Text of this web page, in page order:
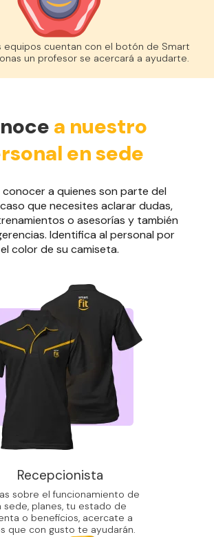
equipos cuentan con el botón de Smart
un profesor se acercará a ayudarte.
a nuestro
en sede
conocer a quienes son parte del
que necesites aclarar dudas,
o asesorías y también
Identifica al personal por
el color de su camiseta.
Recepcionista
sobre el funcionamiento de
sede, planes, tu estado de
o beneficios, acercate a
que con gusto te ayudarán.